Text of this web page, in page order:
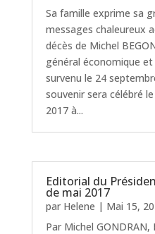
Sa famille exprime sa
messages chaleureux
décès de Michel
général économique
survenu le 24
souvenir sera célébré
2017 à...
Editorial du
de mai 2017
par Helene | Mai 15,
Par Michel GONDRAN,